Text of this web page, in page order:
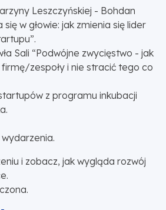
Leszczyńskiej - Bohdan
w głowie: jak zmienia się lider
Sali “Podwójne zwycięstwo - jak
zespoły i nie stracić tego co
z programu inkubacji
i zobacz, jak wygląda rozwój